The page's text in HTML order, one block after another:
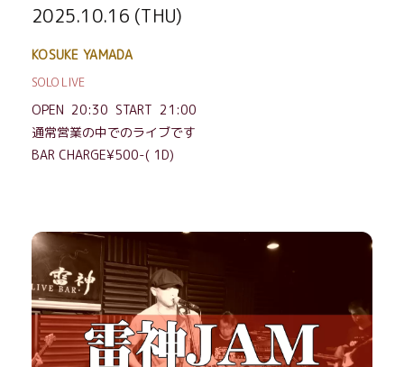
2025.10.16 (THU)
KOSUKE YAMADA
SOLO LIVE
OPEN 20:30 START 21:00
通常営業の中でのライブです
BAR CHARGE¥500-( 1D)